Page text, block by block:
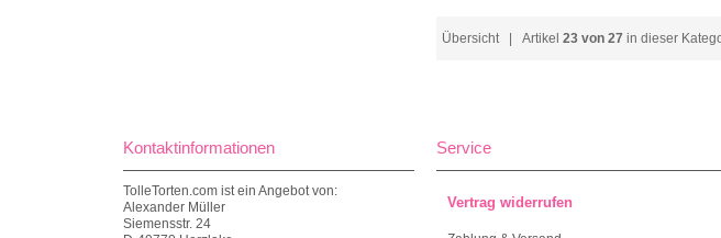
Übersicht| Artikel 23 von 27 in dieser
Kontaktinformationen
TolleTorten.com ist ein Angebot von:
Alexander Müller
Siemensstr. 24
Service
Vertrag widerrufen